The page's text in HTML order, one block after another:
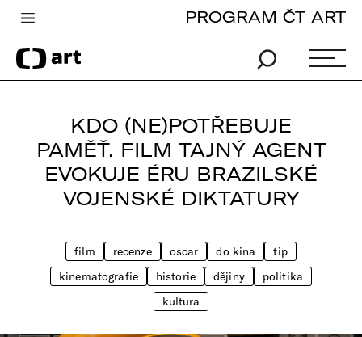
Česká televize
Zpravodajství
iVysílání
TV program
Vše o ČT
PROGRAM ČT ART
KDO (NE)POTŘEBUJE
PAMĚŤ. FILM TAJNÝ AGENT
EVOKUJE ÉRU BRAZILSKÉ
VOJENSKÉ DIKTATURY
film recenze oscar do kina
tip
kinematografie
historie dějiny
politika
kultura